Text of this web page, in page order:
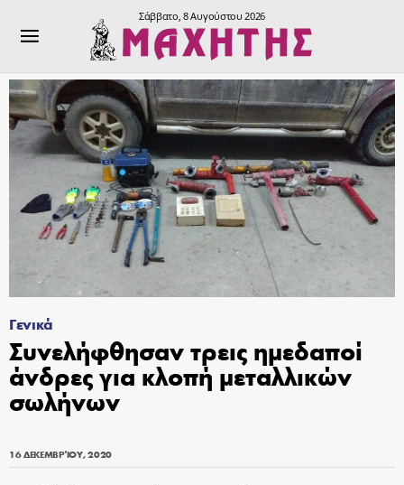
Σάββατο, 8 Αυγούστου 2026
Γενικά
Συνελήφθησαν τρεις ημεδαποί
άνδρες για κλοπή μεταλλικών
σωλήνων
16 ΔΕΚΕΜΒΡΊΟΥ, 2020